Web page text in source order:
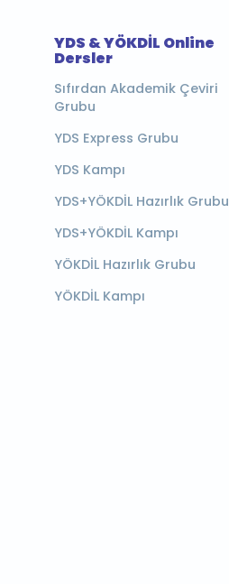
YDS & YÖKDİL Online
Dersler
Sıfırdan Akademik Çeviri
Grubu
YDS Express Grubu
YDS Kampı
YDS+YÖKDİL Hazırlık Grubu
YDS+YÖKDİL Kampı
YÖKDİL Hazırlık Grubu
YÖKDİL Kampı